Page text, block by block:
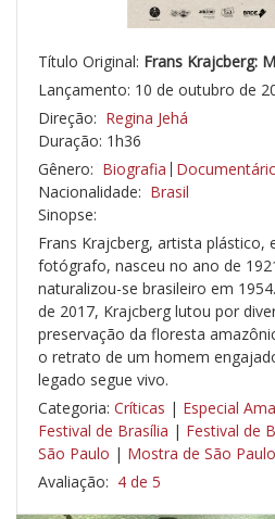
Título Original: Frans Krajcberg:
Lançamento: 10 de outubro de
Direção: Regina Jehá
Duração: 1h36
Gênero: Biografia
Nacionalidade: Brasil
Sinopse:
Frans Krajcberg, artista plástico,
fotógrafo, nasceu no ano de
naturalizou-se brasileiro em
de 2017, Krajcberg lutou por
preservação da floresta
o retrato de um homem
legado segue vivo.
Categoria: Críticas | Especial
Festival de Brasília | Festival de
São Paulo | Mostra de São
Avaliação: 4 de 5